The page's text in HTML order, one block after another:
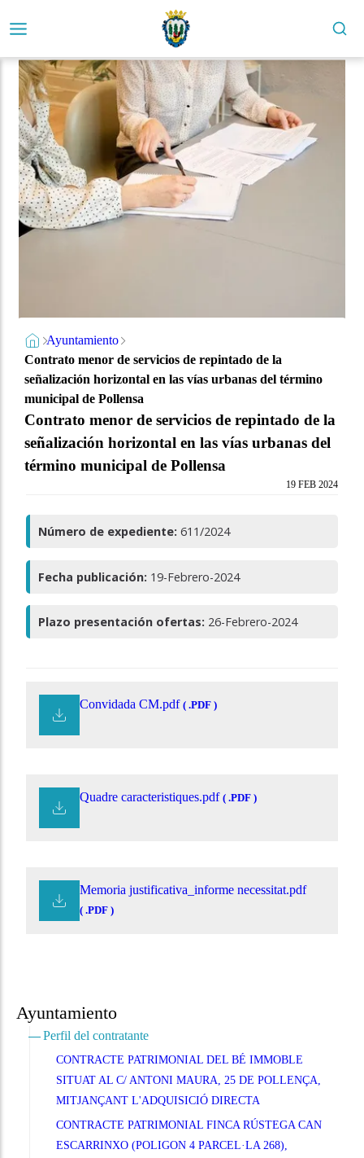
Ayuntamiento
Contrato menor de servicios de repintado de la
señalización horizontal en las vías urbanas del término
municipal de Pollensa
Contrato menor de servicios de repintado de la
señalización horizontal en las vías urbanas del
término municipal de Pollensa
Ayuntamiento
Perfil del contratante
CONTRACTE PATRIMONIAL DEL BÉ IMMOBLE
SITUAT AL C/ ANTONI MAURA, 25 DE POLLENÇA,
MITJANÇANT L'ADQUISICIÓ DIRECTA
CONTRACTE PATRIMONIAL FINCA RÚSTEGA CAN
ESCARRINXO (POLIGON 4 PARCEL·LA 268),
19 FEB 2024
Número de expediente: 611/2024
Fecha publicación: 19-Febrero-2024
Plazo presentación ofertas: 26-Febrero-2024
Convidada CM.pdf ( .PDF )
Quadre caracteristiques.pdf ( .PDF )
Memoria justificativa_informe necessitat.pdf
( .PDF )